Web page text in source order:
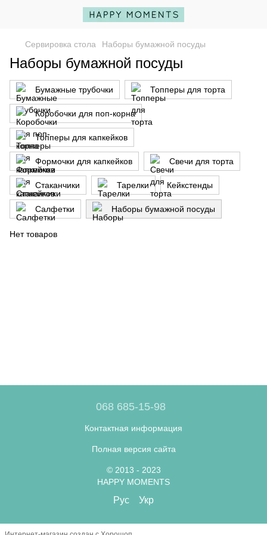
Сервировка стола Наборы бумажной посуды
Наборы бумажной посуды
Бумажные трубочки Топперы для торта
Коробочки для поп-корна
Топперы для капкейков
Формочки для капкейков Свечи для торта
Стаканчики Тарелки Кейкстенды
Салфетки Наборы бумажной посуды
Нет товаров
068 685-15-98
Контактная информация
Полная версия сайта
© 2013 - 2023
HAPPY MOMENTS
Рус Укр